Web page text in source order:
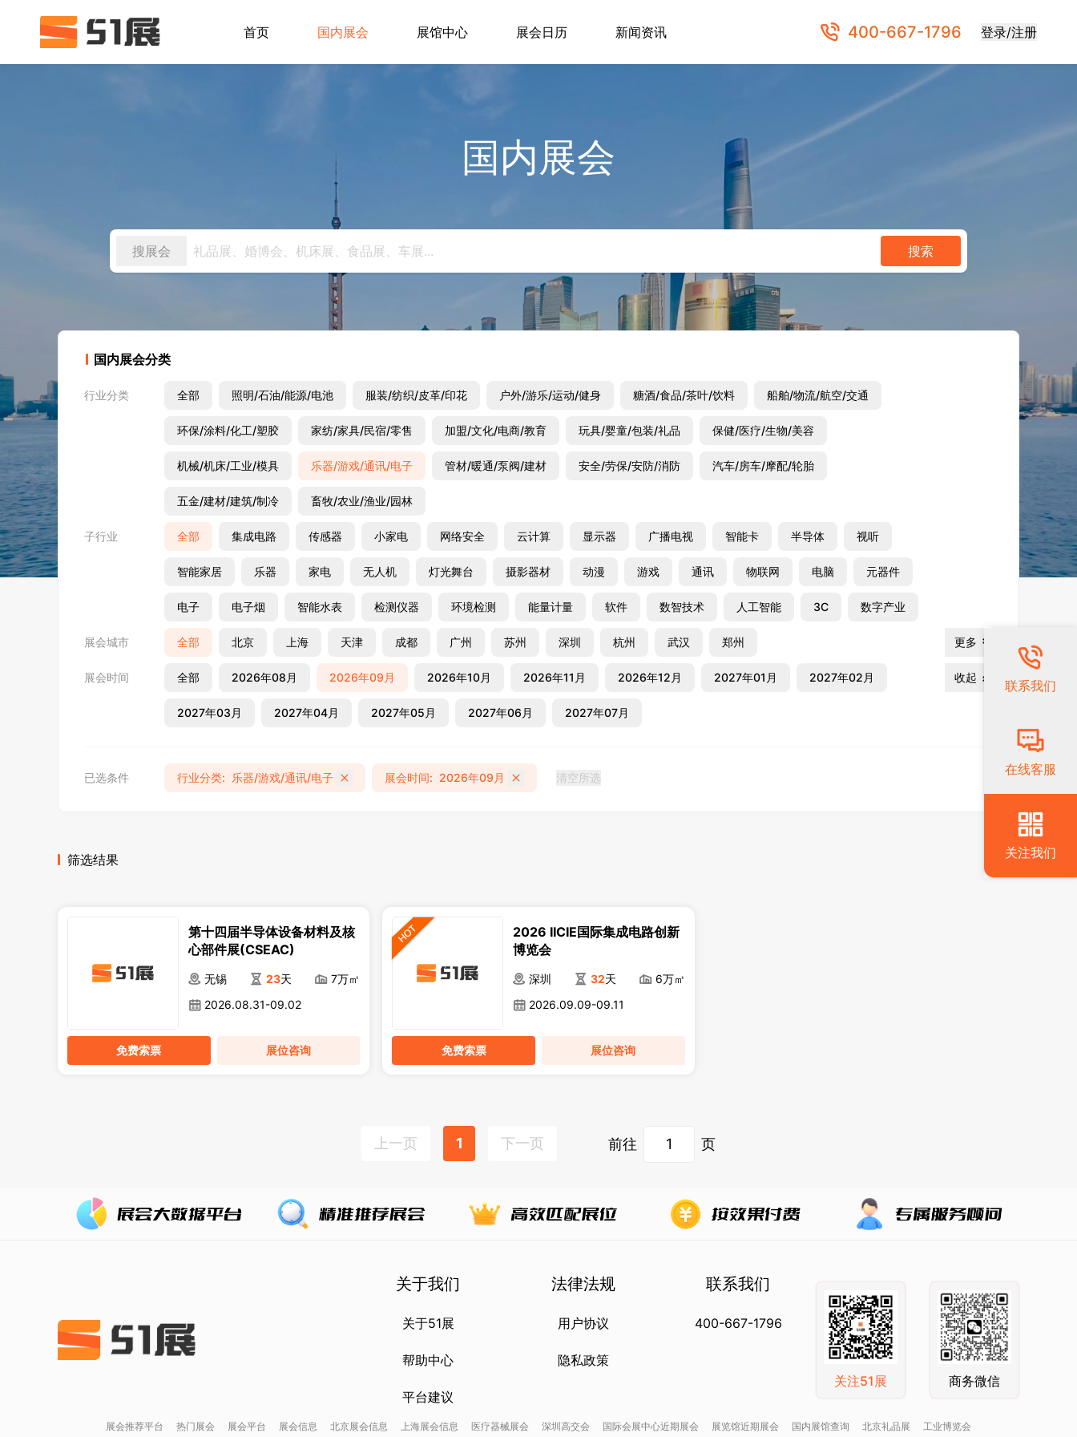
首页 国内展会 展馆中心 展会日历 新闻资讯 400-667-1796 登录/注册
国内展会
搜展会 搜索
国内展会分类
行业分类 全部 照明/石油/能源/电池 服装/纺织/皮革/印花 户外/游乐/运动/健身 糖酒/食品/茶叶/饮料 船舶/物流/航空/交通
环保/涂料/化工/塑胶 家纺/家具/民宿/零售 加盟/文化/电商/教育 玩具/婴童/包装/礼品 保健/医疗/生物/美容
机械/机床/工业/模具 乐器/游戏/通讯/电子 管材/暖通/泵阀/建材 安全/劳保/安防/消防 汽车/房车/摩配/轮胎
五金/建材/建筑/制冷 畜牧/农业/渔业/园林
子行业 全部 集成电路 传感器 小家电 网络安全 云计算 显示器 广播电视 智能卡 半导体 视听
智能家居 乐器 家电 无人机 灯光舞台 摄影器材 动漫 游戏 通讯 物联网 电脑 元器件
电子 电子烟 智能水表 检测仪器 环境检测 能量计量 软件 数智技术 人工智能 3C 数字产业
展会城市 全部 北京 上海 天津 成都 广州 苏州 深圳 杭州 武汉 郑州 更多
展会时间 全部 2026年08月 2026年09月 2026年10月 2026年11月 2026年12月 2027年01月 2027年02月
2027年03月 2027年04月 2027年05月 2027年06月 2027年07月
收起
已选条件 行业分类: 乐器/游戏/通讯/电子 展会时间: 2026年09月 清空所选
筛选结果
第十四届半导体设备材料及核
心部件展(CSEAC)
无锡 23天
7万㎡
2026.08.31-09.02
免费索票 展位咨询
2026 IICIE国际集成电路创新
博览会
深圳 32天
6万㎡
2026.09.09-09.11
免费索票 展位咨询
上一页 1 下一页 前往 页
关于我们
关于51展
帮助中心
平台建议
法律法规
用户协议
隐私政策
联系我们
400-667-1796
关注51展 商务微信
展会推荐平台 热门展会 展会平台 展会信息 北京展会信息 上海展会信息 医疗器械展会 深圳高交会 国际会展中心近期展会 展览馆近期展会 国内展馆查询 北京礼品展 工业博览会
联系我们
在线客服
关注我们